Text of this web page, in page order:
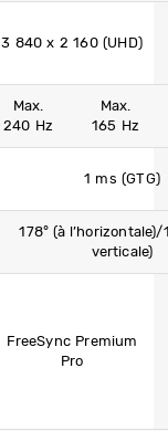
3 840 x 2 160 (UHD)
Max.
240 Hz
Max.
165 Hz
1 ms (GTG)
178° (à l’horizontale)/
verticale)
FreeSync Premium
Pro